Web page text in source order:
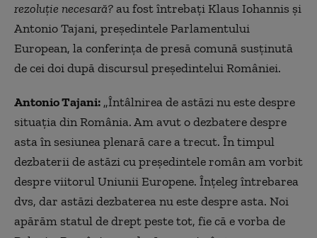
rezoluție necesară?au fost întrebați Klaus Iohannis și
Antonio Tajani, președintele Parlamentului
European, la conferința de presă comună susținută
de cei doi după discursul președintelui României.
Antonio Tajani:„Întâlnirea de astăzi nu este despre
situația din România. Am avut o dezbatere despre
asta în sesiunea plenară care a trecut. În timpul
dezbaterii de astăzi cu președintele român am vorbit
despre viitorul Uniunii Europene. Înțeleg întrebarea
dvs, dar astăzi dezbaterea nu este despre asta. Noi
apărăm statul de drept peste tot, fie că e vorba de